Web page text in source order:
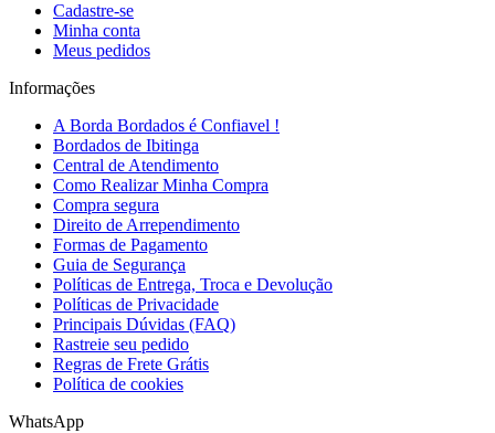
Cadastre-se
Minha conta
Meus pedidos
Informações
A Borda Bordados é Confiavel !
Bordados de Ibitinga
Central de Atendimento
Como Realizar Minha Compra
Compra segura
Direito de Arrependimento
Formas de Pagamento
Guia de Segurança
Políticas de Entrega, Troca e Devolução
Políticas de Privacidade
Principais Dúvidas (FAQ)
Rastreie seu pedido
Regras de Frete Grátis
Política de cookies
WhatsApp